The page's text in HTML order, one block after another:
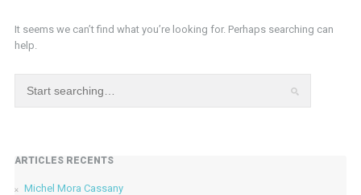
It seems we can’t find what you’re looking for. Perhaps searching can
help.
ARTICLES RÉCENTS
Michel Mora Cassany